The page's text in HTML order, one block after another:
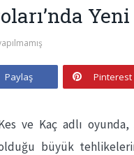
Paylaş Pinterest
ve Kaç adlı
büyük